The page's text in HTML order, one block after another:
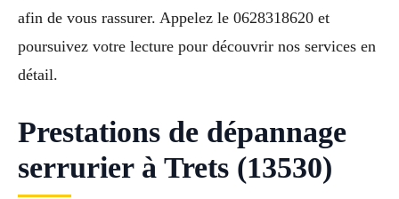
afin de vous rassurer. Appelez le 0628318620 et
poursuivez votre lecture pour découvrir nos services en
détail.
Prestations de dépannage
serrurier à Trets (13530)